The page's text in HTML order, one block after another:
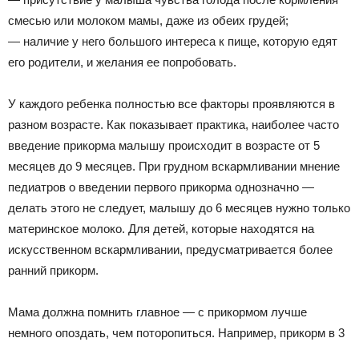
смесью или молоком мамы, даже из обеих грудей;
— наличие у него большого интереса к пище, которую едят
его родители, и желания ее попробовать.
У каждого ребенка полностью все факторы проявляются в
разном возрасте. Как показывает практика, наиболее часто
введение прикорма малышу происходит в возрасте от 5
месяцев до 9 месяцев. При грудном вскармливании мнение
педиатров о введении первого прикорма однозначно —
делать этого не следует, малышу до 6 месяцев нужно только
материнское молоко. Для детей, которые находятся на
искусственном вскармливании, предусматривается более
ранний прикорм.
Мама должна помнить главное — с прикормом лучше
немного опоздать, чем поторопиться. Например, прикорм в 3